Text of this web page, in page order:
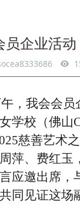
员企业活动
，我会会
学校（佛山
慈善艺术之
萍、费红玉
应邀出席，
同见证这场